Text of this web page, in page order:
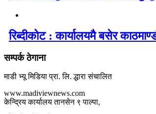
रिब्दीकोट : कार्यालयमै बसेर
सम्पर्क ठेगाना
माडी भ्यू मिडिया प्रा. लि. द्धारा संचालित
www.madiviewnews.com
केन्द्रिय कार्यालय तानसेन ९ पाल्पा,